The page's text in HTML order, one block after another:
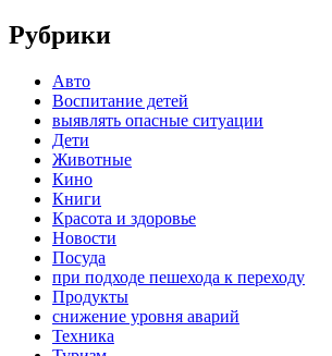
Рубрики
Авто
Воспитание детей
выявлять опасные ситуации
Дети
Животные
Кино
Книги
Красота и здоровье
Новости
Посуда
при подходе пешехода к переходу
Продукты
снижение уровня аварий
Техника